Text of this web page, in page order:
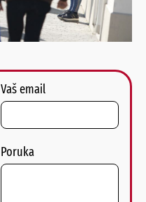
Vaš email
Poruka